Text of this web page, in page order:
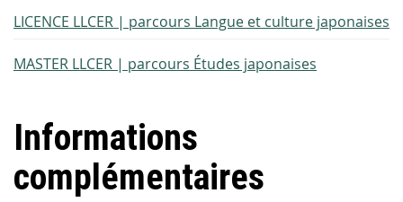
LICENCE LLCER | parcours Langue et culture japonaises
MASTER LLCER | parcours Études japonaises
Informations
complémentaires